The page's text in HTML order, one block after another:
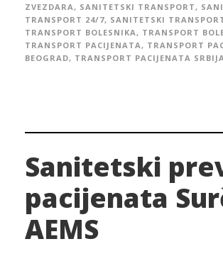
ZVEZDARA, SANITETSKI TRANSPORT,
TRANSPORT 24/7, SANITETSKI
TRANSPORT BOLESNIKA, TRANSPORT
TRANSPORT PACIJENATA, TRANSPORT
BEOGRAD, TRANSPORT PACIJENATA
Sanitetski
pacijenata
AEMS